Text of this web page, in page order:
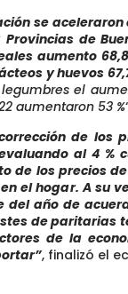
se
de
aumento
y huevos
el
aumentaron 53 %
de los
al 4 %
de los precios
el hogar. A su
del año de
de
de la
, finalizó el